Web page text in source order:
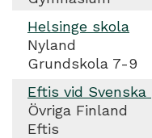
Helsinge skola
Nyland
Grundskola 7-9
Eftis vid
Övriga Finland
Eftis